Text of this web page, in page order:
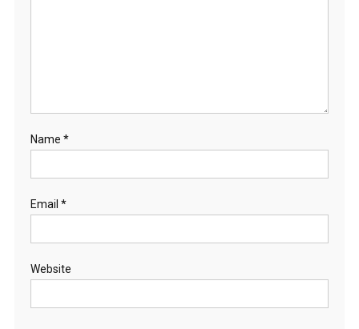
Name *
Email *
Website